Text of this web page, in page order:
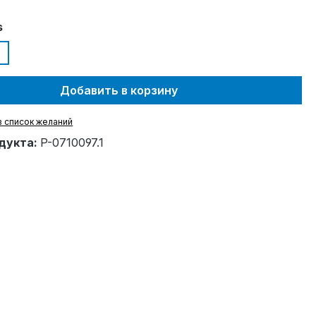
Добавить в корзину
список желаний
P-0710097.1